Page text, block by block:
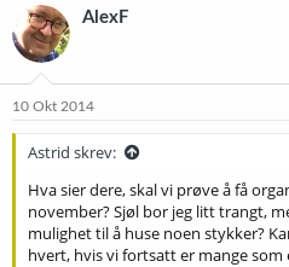
AlexF
10 Okt 2014
Astrid skrev:
Hva sier dere, skal vi prøve å få
november? Sjøl bor jeg litt trangt,
mulighet til å huse noen stykker?
hvert, hvis vi fortsatt er mange som